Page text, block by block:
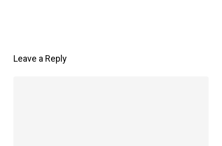
Leave a Reply